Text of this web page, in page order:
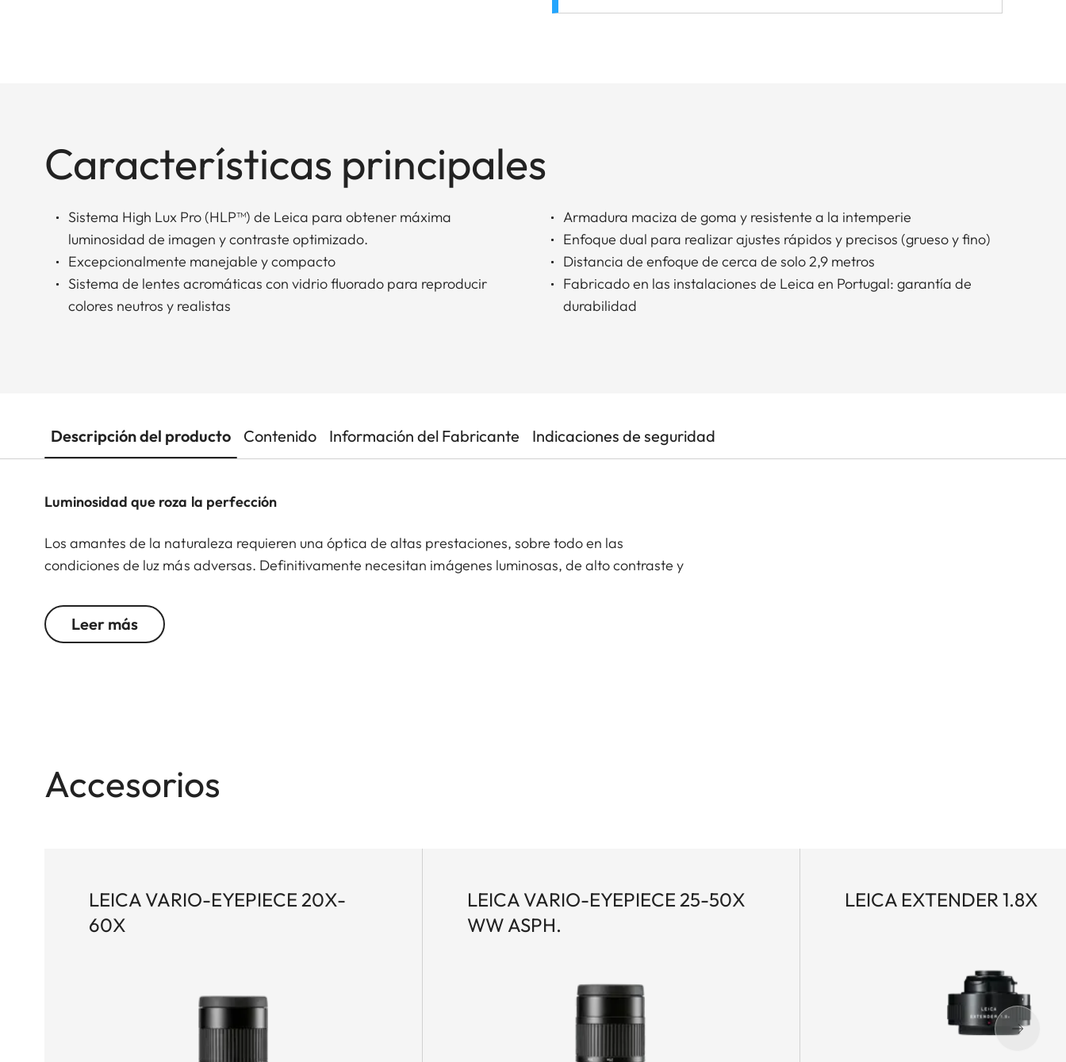
Características principales
Sistema High Lux Pro (HLP™) de Leica para obtener máxima
luminosidad de imagen y contraste optimizado.
Excepcionalmente manejable y compacto
Sistema de lentes acromáticas con vidrio fluorado para reproducir
colores neutros y realistas
Armadura maciza de goma y resistente a la intemperie
Enfoque dual para realizar ajustes rápidos y precisos (grueso y fino)
Distancia de enfoque de cerca de solo 2,9 metros
Fabricado en las instalaciones de Leica en Portugal: garantía de
durabilidad
Descripción del producto Contenido Información del Fabricante Indicaciones de seguridad
Luminosidad que roza la perfección
Los amantes de la naturaleza requieren una óptica de altas prestaciones, sobre todo en las
condiciones de luz más adversas. Definitivamente necesitan imágenes luminosas, de alto contraste y
y la fauna y flora salvaje. Incluso a las distancias más lejanas: ahí es donde Leica Televid HD
despliega todo su potencial. En las largas caminatas o en las rutas improvisadas por la naturaleza, el
magnesio con armadura de goma brinda una protección óptima y una formidable sencillez de uso.
Leer más
Accesorios
LEICA VARIO-EYEPIECE 20X-
60X
LEICA VARIO-EYEPIECE 25-50X
WW ASPH.
LEICA EXTENDER 1.8X